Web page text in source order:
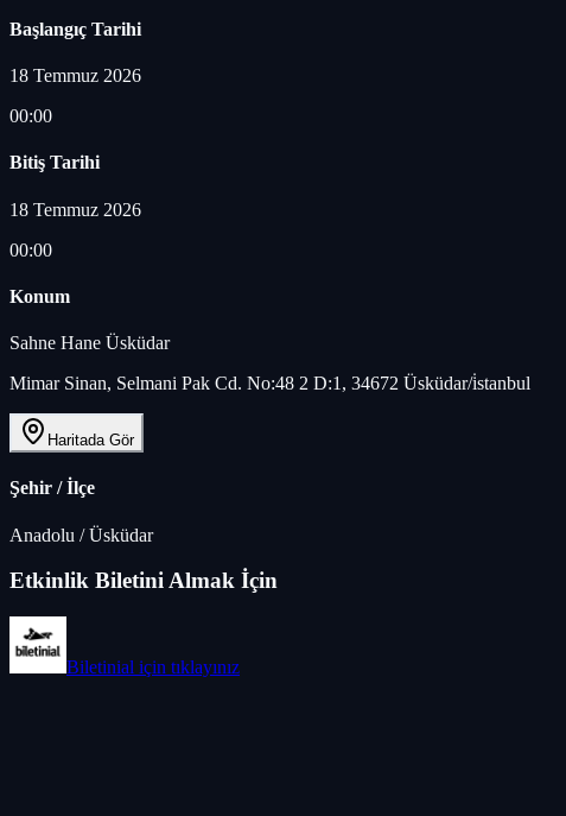
Başlangıç Tarihi
18 Temmuz 2026
00:00
Bitiş Tarihi
18 Temmuz 2026
00:00
Konum
Sahne Hane Üsküdar
Mimar Sinan, Selmani Pak Cd. No:48 2 D:1, 34672 Üsküdar/i̇stanbul
Haritada Gör
Şehir / İlçe
Anadolu /Üsküdar
Etkinlik Biletini Almak İçin
Biletinial için tıklayınız